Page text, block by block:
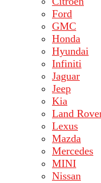
Ford
GMC
Honda
Hyundai
Infiniti
Jaguar
Jeep
Kia
Land
Lехus
Mazda
Merсеdеs
MINI
Nissan